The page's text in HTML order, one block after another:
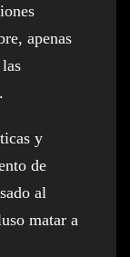
apenas
y
de
al
matar a